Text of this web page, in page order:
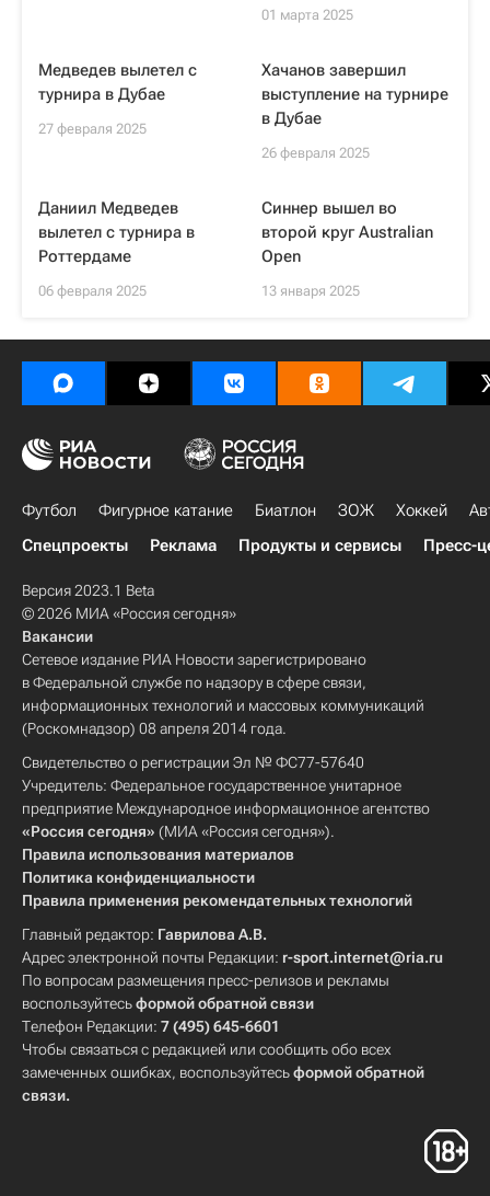
01 марта 2025
Медведев вылетел с
турнира в Дубае
27 февраля 2025
Хачанов завершил
выступление на турнире
в Дубае
26 февраля 2025
Даниил Медведев
вылетел с турнира в
Роттердаме
06 февраля 2025
Синнер вышел во
второй круг Australian
Open
13 января 2025
Футбол Фигурное катание Биатлон ЗОЖ Хоккей
Спецпроекты
Реклама Продукты и сервисы Пресс-
Версия 2023.1 Beta
© 2026 МИА «Россия сегодня»
Вакансии
Сетевое издание РИА Новости зарегистрировано
в Федеральной службе по надзору в сфере связи,
информационных технологий и массовых коммуникаций
(Роскомнадзор) 08 апреля 2014 года.
Свидетельство о регистрации Эл № ФС77-57640
Учредитель: Федеральное государственное унитарное
предприятие Международное информационное агентство
«Россия сегодня» (МИА «Россия сегодня»).
Правила использования материалов
Политика конфиденциальности
Правила применения рекомендательных технологий
Главный редактор: Гаврилова А.В.
Адрес электронной почты Редакции: r-sport.internet@ria.ru
По вопросам размещения пресс-релизов и рекламы
воспользуйтесьформой обратной связи
Телефон Редакции: 7 (495) 645-6601
Чтобы связаться с редакцией или сообщить обо всех
замеченных ошибках, воспользуйтесьформой обратной
связи.